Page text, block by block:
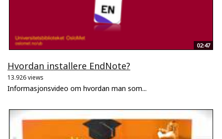
02:47
Hvordan installere EndNote?
13.926 views
Informasjonsvideo om hvordan man som...